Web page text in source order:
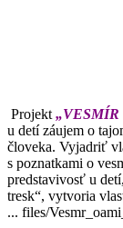
Projekt
u detí záujem o
človeka. Vyjadriť
s poznatkami o
predstavivosť u
tresk“, vytvoria
... files/